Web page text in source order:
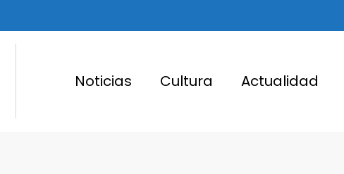
Noticias Cultura Actualidad